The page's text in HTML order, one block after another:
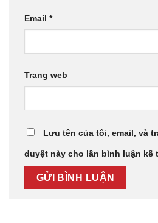
Email *
Trang web
Lưu tên của tôi, email, và
duyệt này cho lần bình luận kế